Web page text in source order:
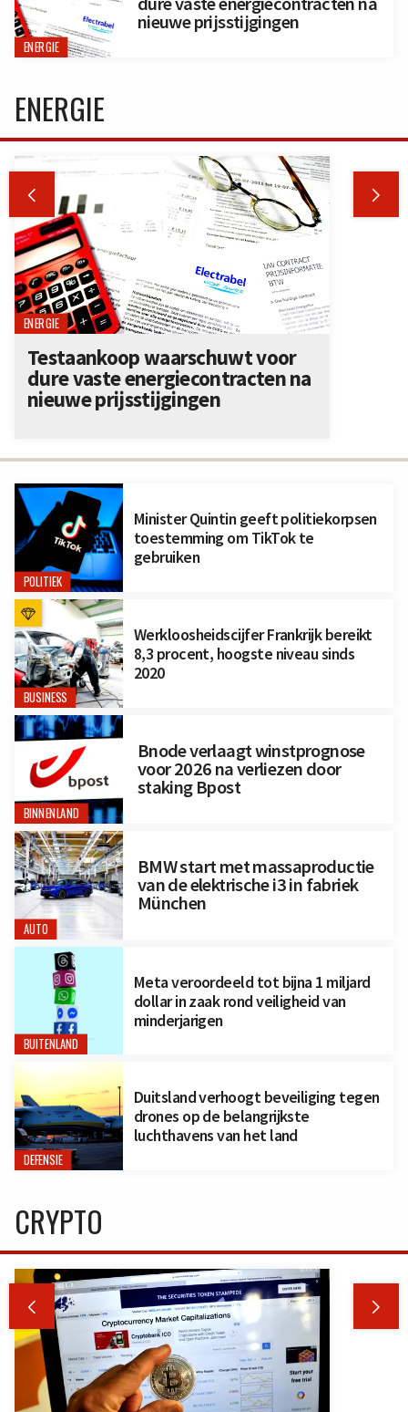
ENERGIE
nieuwe prijsstijgingen
POLITIEK
Minister Quintin geeft politiekorpsen
toestemming om TikTok te
gebruiken
BUSINESS
Werkloosheidscijfer Frankrijk bereikt
8,3 procent, hoogste niveau sinds
2020
BINNENLAND
Bnode verlaagt winstprognose
voor 2026 na verliezen door
staking Bpost
AUTO
BMW start met massaproductie
van de elektrische i3 in fabriek
München
BUITENLAND
Meta veroordeeld tot bijna 1 miljard
dollar in zaak rond veiligheid van
minderjarigen
DEFENSIE
Duitsland verhoogt beveiliging tegen
drones op de belangrijkste
luchthavens van het land
ENERGIE
 
ENERGIE
Testaankoop waarschuwt voor
dure vaste energiecontracten na
nieuwe prijsstijgingen
CRYPTO
 